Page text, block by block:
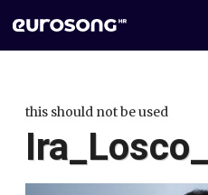
this should not be used